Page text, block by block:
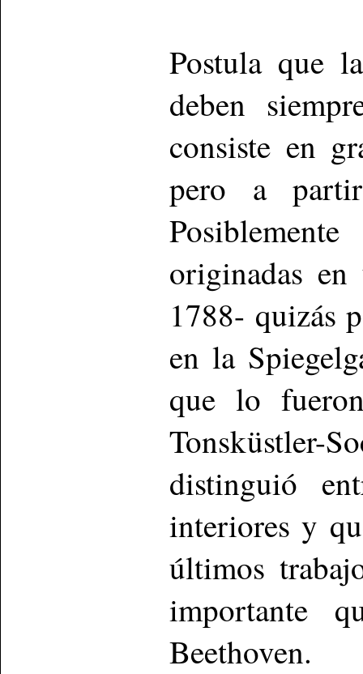
Postula que
deben
consiste en
pero a
originadas
1788- quizás
en la
que lo
distinguió
interiores y
últimos
importante
Beethoven.